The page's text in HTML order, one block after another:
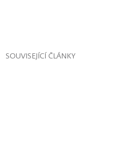
SOUVISEJÍCÍ ČLÁNKY